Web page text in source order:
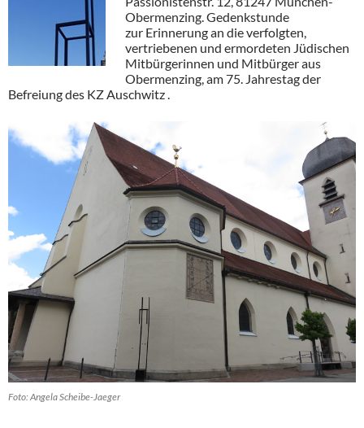
Obermenzing. Gedenkstunde
zur Erinnerung an die verfolgten,
vertriebenen und ermordeten Jüdischen
Mitbürgerinnen und Mitbürger aus
Obermenzing, am 75. Jahrestag der
Befreiung des KZ Auschwitz .
Foto: Angela Scheibe-Jaeger